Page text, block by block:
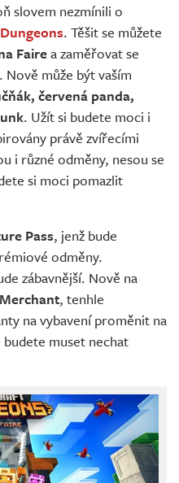
slovem nezmínili o
. Těšit se můžete
Fairea zaměřovat se
Nově může být vaším
červená panda,
. Užít si budete moci i
právě zvířecími
i různé odměny, nesou se
si moci pomazlit
Pass, jenž bude
odměny.
zábavnější. Nově na
, tenhle
na vybavení proměnit na
budete muset nechat